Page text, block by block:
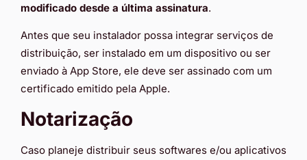
modificado desde a última assinatura.
Antes que seu instalador possa integrar serviços de
distribuição, ser instalado em um dispositivo ou ser
enviado à App Store, ele deve ser assinado com um
certificado emitido pela Apple.
Notarização
Caso planeje distribuir seus softwares e/ou aplicativos